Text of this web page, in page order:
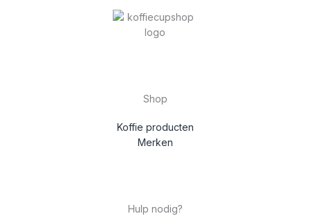
Shop
Koffie producten
Merken
Hulp nodig?